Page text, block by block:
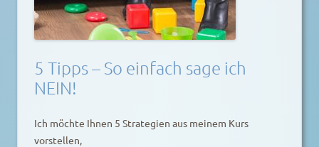
5 Tipps – So einfach sage ich
NEIN!
Ich möchte Ihnen 5 Strategien aus meinem Kurs
vorstellen,